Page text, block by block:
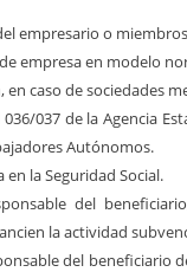
empresario o
empresa en modelo
caso de sociedades
037 de la Agencia
Autónomos.
la Seguridad Social.
del
la actividad
del beneficiario